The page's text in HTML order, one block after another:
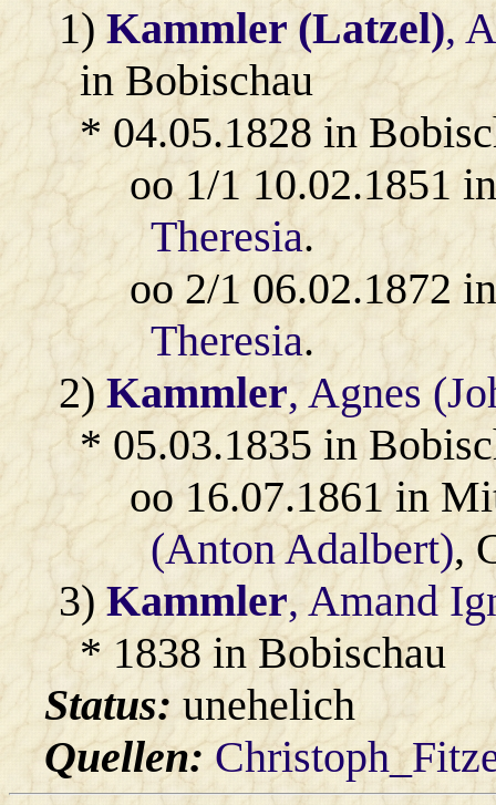
1)Kammler (Latzel),
in Bobischau
* 04.05.1828 in
oo 1/1 10.02.1851
Theresia.
oo 2/1 06.02.1872
Theresia.
2)Kammler, Agnes
* 05.03.1835 in
oo 16.07.1861 in
(Anton Adalbert),
3)Kammler, Amand
* 1838 in Bobischau
Status:unehelich
Quellen: